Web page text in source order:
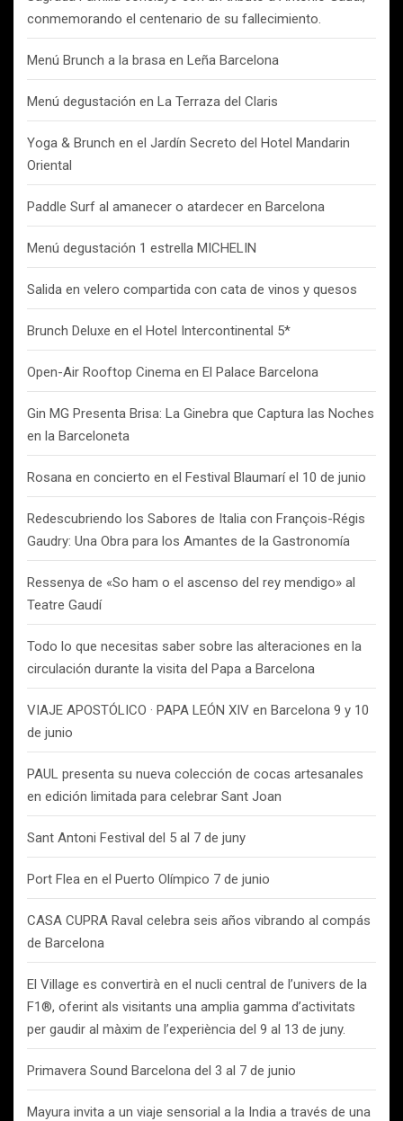
conmemorando el centenario de su fallecimiento.
Menú Brunch a la brasa en Leña Barcelona
Menú degustación en La Terraza del Claris
Yoga & Brunch en el Jardín Secreto del Hotel Mandarin
Oriental
Paddle Surf al amanecer o atardecer en Barcelona
Menú degustación 1 estrella MICHELIN
Salida en velero compartida con cata de vinos y quesos
Brunch Deluxe en el Hotel Intercontinental 5*
Open-Air Rooftop Cinema en El Palace Barcelona
Gin MG Presenta Brisa: La Ginebra que Captura las Noches
en la Barceloneta
Rosana en concierto en el Festival Blaumarí el 10 de junio
Redescubriendo los Sabores de Italia con François-Régis
Gaudry: Una Obra para los Amantes de la Gastronomía
Ressenya de «So ham o el ascenso del rey mendigo» al
Teatre Gaudí
Todo lo que necesitas saber sobre las alteraciones en la
circulación durante la visita del Papa a Barcelona
VIAJE APOSTÓLICO · PAPA LEÓN XIV en Barcelona 9 y 10
de junio
PAUL presenta su nueva colección de cocas artesanales
en edición limitada para celebrar Sant Joan
Sant Antoni Festival del 5 al 7 de juny
Port Flea en el Puerto Olímpico 7 de junio
CASA CUPRA Raval celebra seis años vibrando al compás
de Barcelona
El Village es convertirà en el nucli central de l’univers de la
F1®, oferint als visitants una amplia gamma d’activitats
per gaudir al màxim de l’experiència del 9 al 13 de juny.
Primavera Sound Barcelona del 3 al 7 de junio
Mayura invita a un viaje sensorial a la India a través de una